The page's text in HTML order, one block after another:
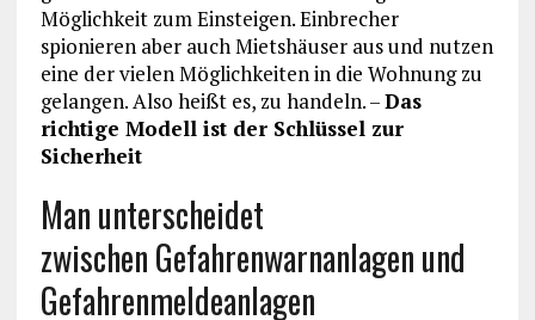
Möglichkeit zum Einsteigen. Einbrecher
spionieren aber auch Mietshäuser aus und nutzen
eine der vielen Möglichkeiten in die Wohnung zu
gelangen. Also heißt es, zu handeln. –Das
richtige Modell ist der Schlüssel zur
Sicherheit
Man unterscheidet
zwischen Gefahrenwarnanlagen und
Gefahrenmeldeanlagen